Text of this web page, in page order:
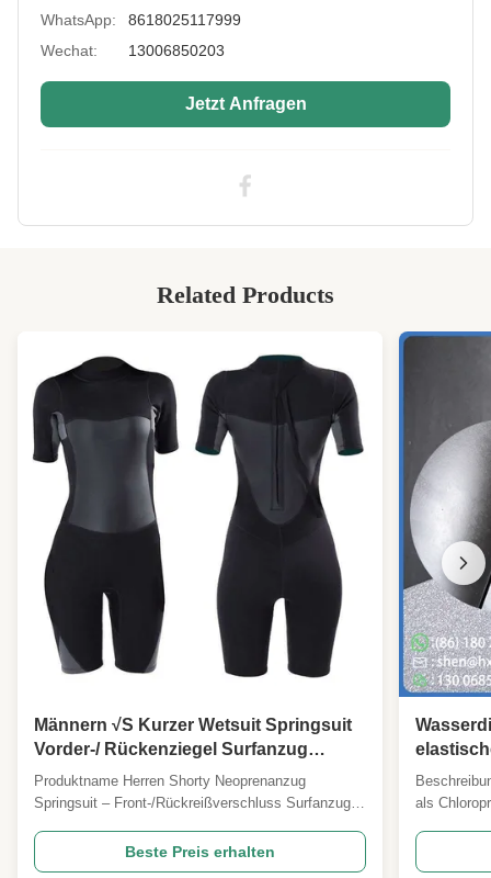
Color: Als Kundenwunsch
High Light: UV-beständige SBR-Gummiplatte,
10 Grad SBR-Gummiplatte
10 Grad Schaumstoff-Gummiplatte
WhatsApp:
8618025117999
Wechat:
13006850203
Jetzt Anfragen
Related Products
Männern √S Kurzer Wetsuit Springsuit
Vorder-/ Rückenziegel Surfanzug
Neopren Einstück für das Surfen
Schnorcheln SUP
Produktname Herren Shorty Neoprenanzug
Springsuit – Front-/Rückreißverschluss Surfanzug |
Hot SEO Keywords Herren Surfanzug, Shorty
Neoprenanzug, Kurzarm Neoprenanzug,
Beste Preis erhalten
als
Widerstand